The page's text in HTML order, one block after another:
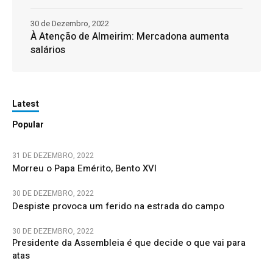
À Atenção de Almeirim: Mercadona aumenta
salários
30 de Dezembro, 2022
Latest
Popular
31 DE DEZEMBRO, 2022
Morreu o Papa Emérito, Bento XVI
30 DE DEZEMBRO, 2022
Despiste provoca um ferido na estrada do campo
30 DE DEZEMBRO, 2022
Presidente da Assembleia é que decide o que vai para
atas